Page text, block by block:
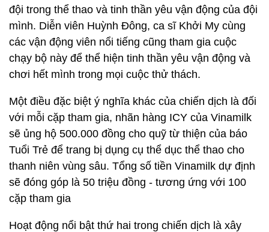
đội trong thể thao và tinh thần yêu vận động của đội
mình. Diễn viên Huỳnh Đông, ca sĩ Khởi My cùng
các vận động viên nổi tiếng cũng tham gia cuộc
chạy bộ này để thể hiện tinh thần yêu vận động và
chơi hết mình trong mọi cuộc thử thách.
Một điều đặc biệt ý nghĩa khác của chiến dịch là đối
với mỗi cặp tham gia, nhãn hàng ICY của Vinamilk
sẽ ủng hộ 500.000 đồng cho quỹ từ thiện của báo
Tuổi Trẻ để trang bị dụng cụ thể dục thể thao cho
thanh niên vùng sâu. Tổng số tiền Vinamilk dự định
sẽ đóng góp là 50 triệu đồng - tương ứng với 100
cặp tham gia
Hoạt động nổi bật thứ hai trong chiến dịch là xây